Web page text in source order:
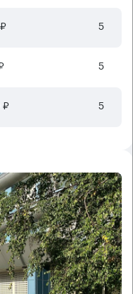
5
5
5